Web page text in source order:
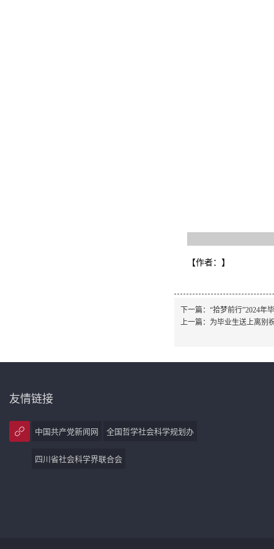
【作者： 】
下一篇： “拾梦前行”2024年
上一篇： 为毕业生送上离别
友情链接
中国共产党新闻网 全国哲学社会科学规划办
四川省社会科学界联合会